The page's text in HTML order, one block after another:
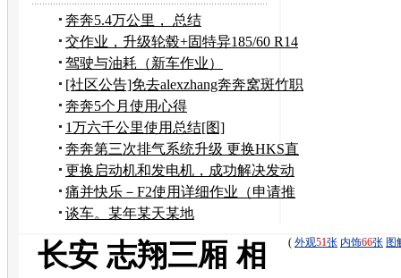
奔奔5.4万公里， 总结
交作业，升级轮毂+固特异185/60 R14
轮胎
驾驶与油耗（新车作业）
[社区公告]免去alexzhang奔奔窝斑竹职
务
奔奔5个月使用心得
1万六千公里使用总结[图]
奔奔第三次排气系统升级 更换HKS直
排+S回压改装
更换启动机和发电机，成功解决发动
机故障灯的问题。
痛并快乐－F2使用详细作业（申请推
荐）27号更新！
谈车。某年某天某地
( 外观51张 内饰66张 图
长安 志翔三厢 相